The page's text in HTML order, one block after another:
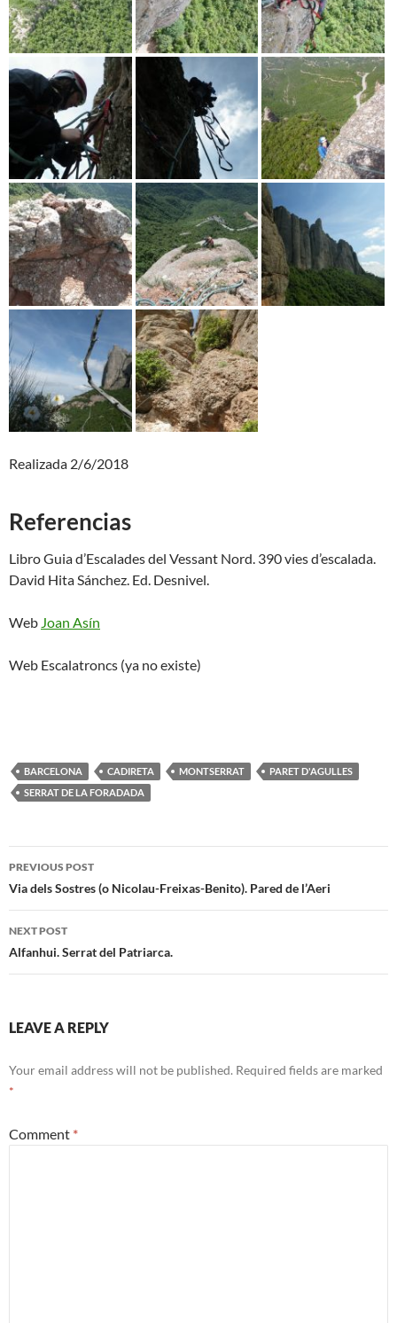
Realizada 2/6/2018
Referencias
Libro Guia d’Escalades del Vessant Nord. 390 vies d’escalada.
David Hita Sánchez. Ed. Desnivel.
Web Joan Asín
Web Escalatroncs (ya no existe)
BARCELONA CADIRETA MONTSERRAT
PARET D'AGULLES
SERRAT DE LA FORADADA
Post
navigation
PREVIOUS POST
Via dels Sostres (o Nicolau-Freixas-Benito). Pared de l’Aeri
NEXT POST
Alfanhui. Serrat del Patriarca.
LEAVE A REPLY
Your email address will not be published. Required fields are marked
*
Comment *